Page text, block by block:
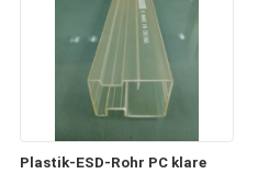
Plastik-ESD-Rohr PC klare